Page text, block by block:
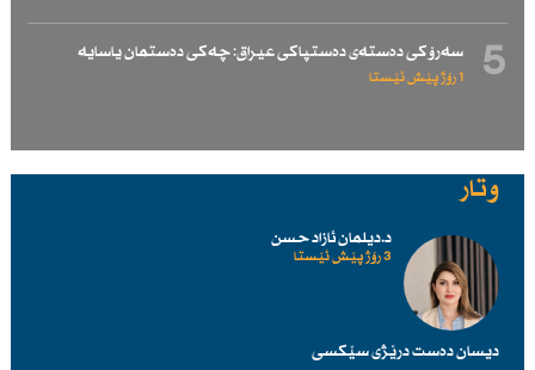
5 سەرۆكی دەستەی دەستپاكی عیراق: چەكی دەستمان یاسایە
1 رۆژ پێش ئێستا
وتار
د.دیلمان ئازاد حسن
3 رۆژ پێش ئێستا
دیسان دەست درێژی سێكسی